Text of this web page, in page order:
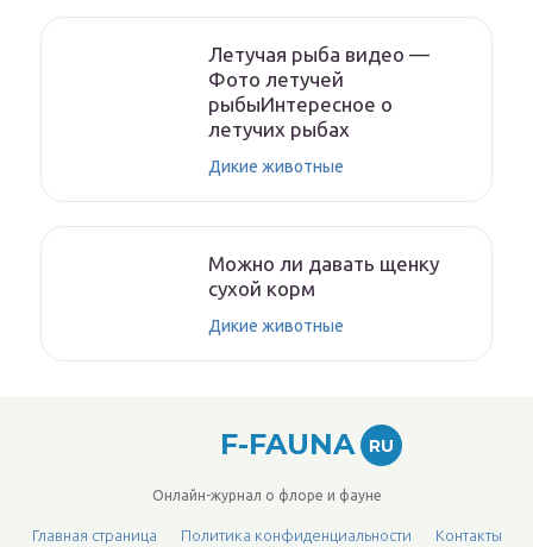
Летучая рыба видео —
Фото летучей
рыбыИнтересное о
летучих рыбах
Дикие животные
Можно ли давать щенку
сухой корм
Дикие животные
F-FAUNA RU
Онлайн-журнал о флоре и фауне
Главная страница Политика конфиденциальности Контакты